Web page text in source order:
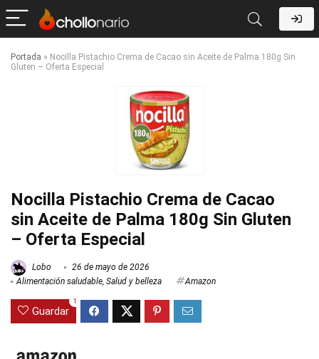
Portada » Nocilla Pistachio Crema de Cacao sin Aceite de Palma 180g Sin
Gluten – Oferta Especial
Nocilla Pistachio Crema de Cacao
sin Aceite de Palma 180g Sin Gluten
– Oferta Especial
Lobo
26 de mayo de 2026
Alimentación saludable, Salud y belleza Amazon
Guardar
1